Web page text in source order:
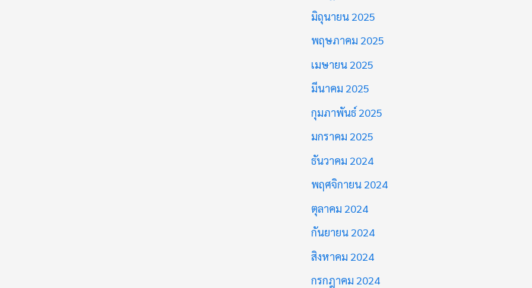
มิถุนายน 2025
พฤษภาคม 2025
เมษายน 2025
มีนาคม 2025
กุมภาพันธ์ 2025
มกราคม 2025
ธันวาคม 2024
พฤศจิกายน 2024
ตุลาคม 2024
กันยายน 2024
สิงหาคม 2024
กรกฎาคม 2024